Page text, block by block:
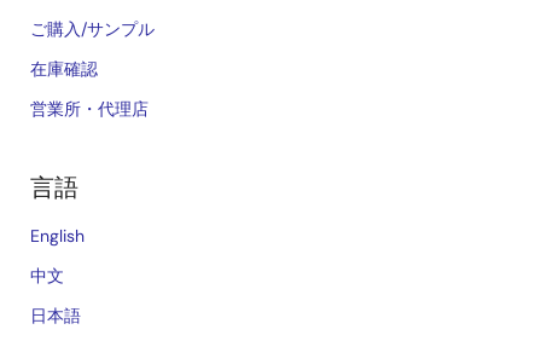
ご購入/サンプル
在庫確認
営業所・代理店
言語
English
中文
日本語